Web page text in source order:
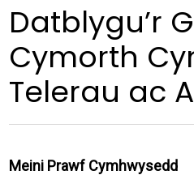
Datblygu’r
Cymorth
Telerau ac
Meini Prawf Cymhwysedd